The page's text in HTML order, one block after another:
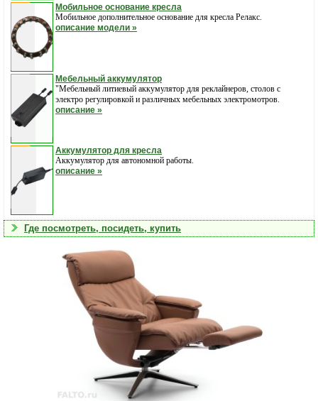
Мобильное основание кресла
Мобильное дополнительное основание для кресла Релакс.
описание модели »
Мебельный аккумулятор
"Мебельный литиевый аккумулятор для реклайнеров, столов с
электро регулировкой и различных мебельных электромотров.
описание »
Aккумулятор для кресла
Aккумулятор для автономной работы.
описание »
Где посмотреть, посидеть, купить